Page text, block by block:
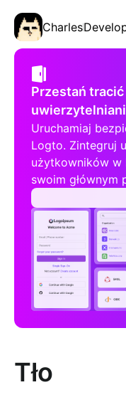
Charles
Przestań
Uruchamiaj
Logto. Zintegruj
użytkowników w
swoim głównym
Tło